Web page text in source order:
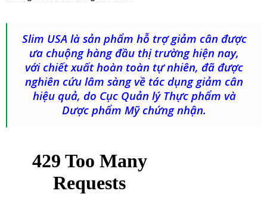
Slim USA là sản phẩm hỗ trợ giảm cân được
ưa chuộng hàng đầu thị trường hiện nay,
với chiết xuất hoàn toàn tự nhiên, đã được
nghiên cứu lâm sàng về tác dụng giảm cân
hiệu quả, do Cục Quản lý Thực phẩm và
Dược phẩm Mỹ chứng nhận.